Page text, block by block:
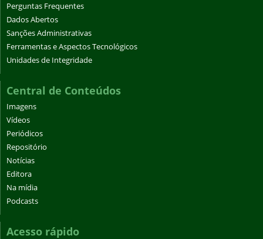
Perguntas Frequentes
Dados Abertos
Sanções Administrativas
Ferramentas e Aspectos Tecnológicos
Unidades de Integridade
Central de Conteúdos
Imagens
Vídeos
Periódicos
Repositório
Notícias
Editora
Na mídia
Podcasts
Acesso rápido